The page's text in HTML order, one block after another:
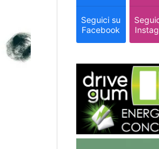
Seguici su
Facebook